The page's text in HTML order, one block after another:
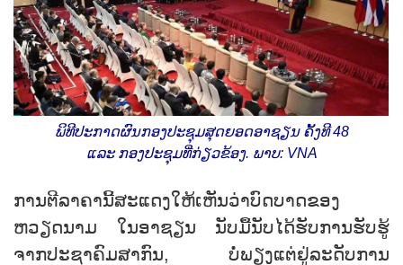
ພິທີປະກາດຜົນກອງປະຊຸມສຸດຍອດອາຊຽນ ຄັ້ງທີ 48
ແລະ ກອງປະຊຸມທີ່ກ່ຽວຂ້ອງ. ພາບ: VNA
ການຕີລາຄານີ້ສະແດງໃຫ້ເຫັນວ່າບົດບາດຂອງ
ຫວຽດນາມ ໃນອາຊຽນ ນັບມື້ນັບໄດ້ຮັບການຮັບຮູ້
ຈາກປະຊາຄົມສາກົນ, ບໍ່ພຽງແຕ່ຢູ່ລະດັບການ